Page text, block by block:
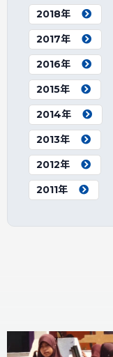
2018年
2017年
2016年
2015年
2014年
2013年
2012年
2011年